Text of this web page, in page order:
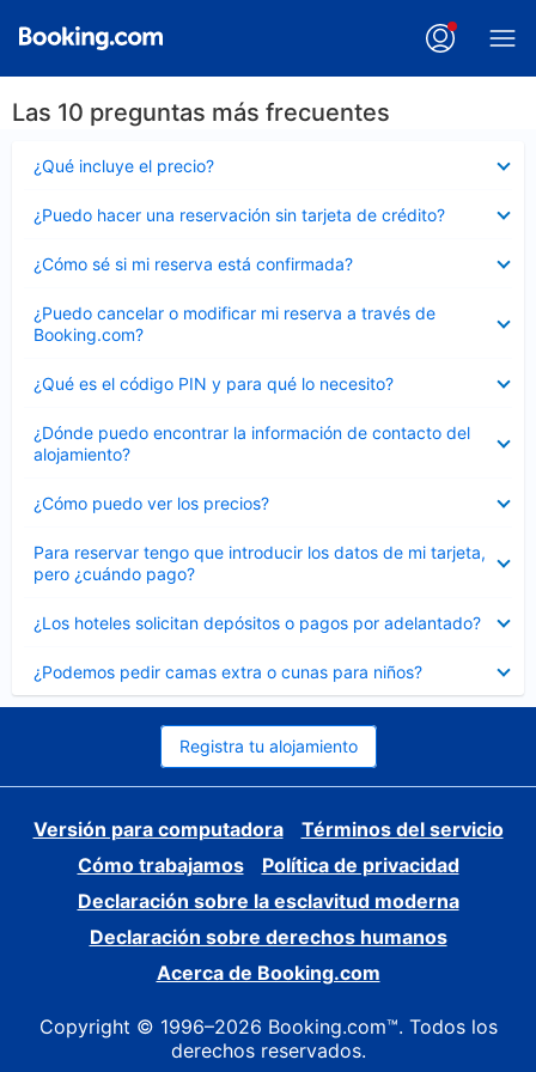
Las 10 preguntas más frecuentes
¿Qué incluye el precio?
cerrado
¿Puedo hacer una reservación sin tarjeta de crédito?
cerrado
¿Cómo sé si mi reserva está confirmada?
cerrado
¿Puedo cancelar o modificar mi reserva a través de
Booking.com?
cerrado
¿Qué es el código PIN y para qué lo necesito?
cerrado
¿Dónde puedo encontrar la información de contacto del
alojamiento?
cerrado
¿Cómo puedo ver los precios?
cerrado
Para reservar tengo que introducir los datos de mi tarjeta,
pero ¿cuándo pago?
cerrado
¿Los hoteles solicitan depósitos o pagos por adelantado?
cerrado
¿Podemos pedir camas extra o cunas para niños?
cerrado
Registra tu alojamiento
Versión para computadora
Términos del servicio
Cómo trabajamos
Política de privacidad
Declaración sobre la esclavitud moderna
Declaración sobre derechos humanos
Acerca de Booking.com
Copyright © 1996–2026 Booking.com™. Todos los
derechos reservados.